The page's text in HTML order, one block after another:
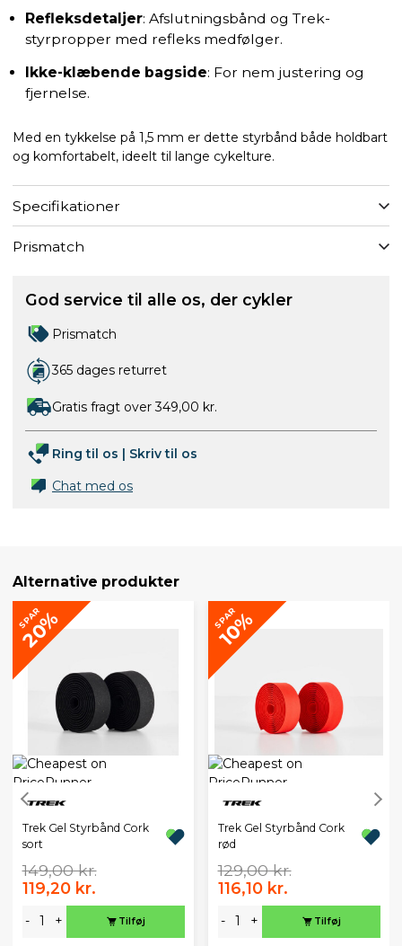
Refleksdetaljer: Afslutningsbånd og Trek-
styrpropper med refleks medfølger.
Ikke-klæbende bagside: For nem justering og
fjernelse.
Med en tykkelse på 1,5 mm er dette styrbånd både holdbart
og komfortabelt, ideelt til lange cykelture.
Specifikationer
Prismatch
God service til alle os, der cykler
Prismatch
365 dages returret
Gratis fragt over 349,00 kr.
Ring til os | Skriv til os
Chat med os
Alternative produkter
SPAR
20%
Trek Gel Styrbånd Cork
sort
149,00 kr.
119,20 kr.
- + Tilføj
SPAR
10%
Trek Gel Styrbånd Cork
rød
129,00 kr.
116,10 kr.
- + Tilføj